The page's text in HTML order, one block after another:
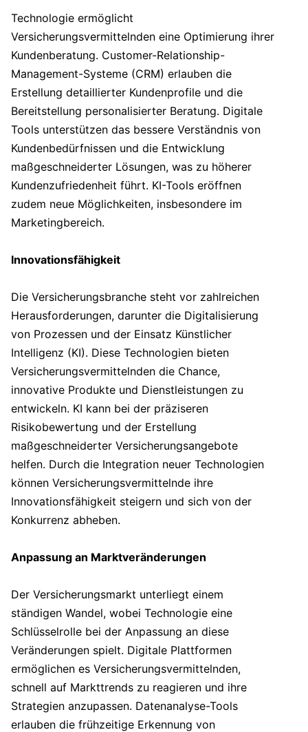
Technologie ermöglicht
Versicherungsvermittelnden eine Optimierung ihrer
Kundenberatung. Customer-Relationship-
Management-Systeme (CRM) erlauben die
Erstellung detaillierter Kundenprofile und die
Bereitstellung personalisierter Beratung. Digitale
Tools unterstützen das bessere Verständnis von
Kundenbedürfnissen und die Entwicklung
maßgeschneiderter Lösungen, was zu höherer
Kundenzufriedenheit führt. KI-Tools eröffnen
zudem neue Möglichkeiten, insbesondere im
Marketingbereich.
Innovationsfähigkeit
Die Versicherungsbranche steht vor zahlreichen
Herausforderungen, darunter die Digitalisierung
von Prozessen und der Einsatz Künstlicher
Intelligenz (KI). Diese Technologien bieten
Versicherungsvermittelnden die Chance,
innovative Produkte und Dienstleistungen zu
entwickeln. KI kann bei der präziseren
Risikobewertung und der Erstellung
maßgeschneiderter Versicherungsangebote
helfen. Durch die Integration neuer Technologien
können Versicherungsvermittelnde ihre
Innovationsfähigkeit steigern und sich von der
Konkurrenz abheben.
Anpassung an Marktveränderungen
Der Versicherungsmarkt unterliegt einem
ständigen Wandel, wobei Technologie eine
Schlüsselrolle bei der Anpassung an diese
Veränderungen spielt. Digitale Plattformen
ermöglichen es Versicherungsvermittelnden,
schnell auf Markttrends zu reagieren und ihre
Strategien anzupassen. Datenanalyse-Tools
erlauben die frühzeitige Erkennung von